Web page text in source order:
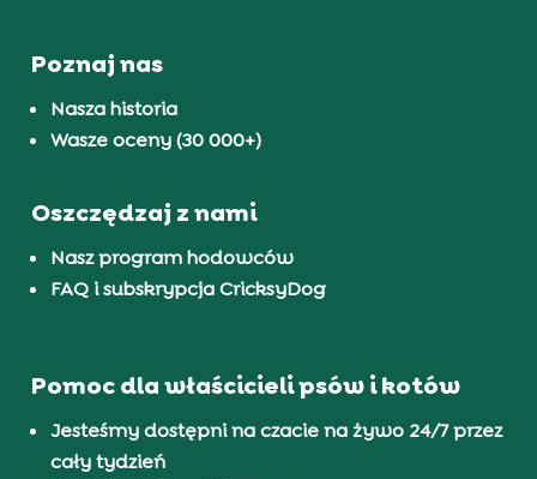
Poznaj nas
Nasza historia
Wasze oceny (30 000+)
Oszczędzaj z nami
Nasz program hodowców
FAQ i subskrypcja CricksyDog
Pomoc dla właścicieli psów i kotów
Jesteśmy dostępni na czacie na żywo 24/7 przez
cały tydzień